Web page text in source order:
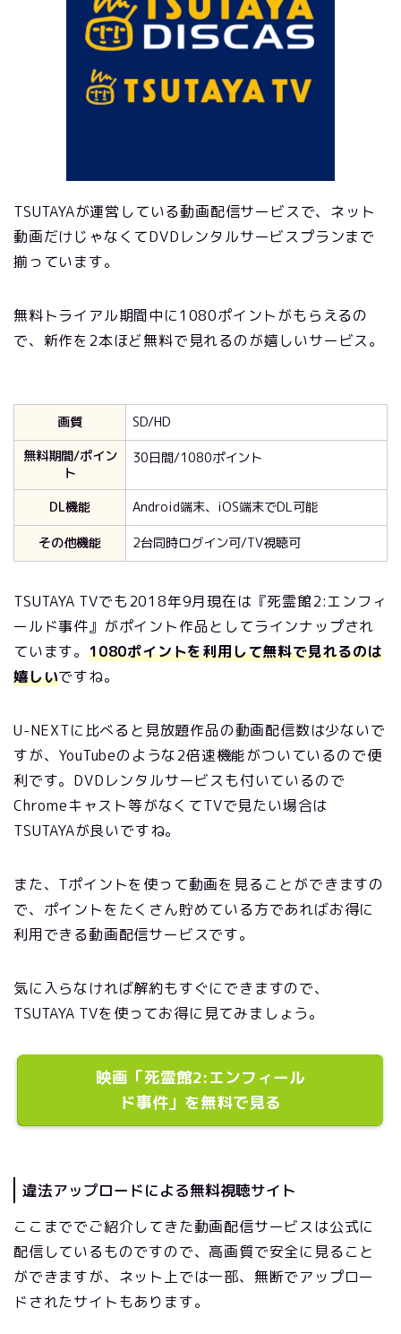
TSUTAYAが運営している動画配信サービスで、ネット
動画だけじゃなくてDVDレンタルサービスプランまで
揃っています。
無料トライアル期間中に1080ポイントがもらえるの
で、新作を2本ほど無料で見れるのが嬉しいサービス。
画質
SD/HD
無料期間/ポイン
ト
30日間/1080ポイント
DL機能
Android端末、iOS端末でDL可能
その他機能
2台同時ログイン可/TV視聴可
TSUTAYA TVでも2018年9月現在は『死霊館2:エンフィ
ールド事件』がポイント作品としてラインナップされ
ています。 1080ポイントを利用して無料で見れるのは
嬉しいですね。
U-NEXTに比べると見放題作品の動画配信数は少ないで
すが、YouTubeのような2倍速機能がついているので便
利です。DVDレンタルサービスも付いているので
Chromeキャスト等がなくてTVで見たい場合は
TSUTAYAが良いですね。
また、Tポイントを使って動画を見ることができますの
で、ポイントをたくさん貯めている方であればお得に
利用できる動画配信サービスです。
気に入らなければ解約もすぐにできますので、
TSUTAYA TVを使ってお得に見てみましょう。
映画「死霊館2:エンフィール
ド事件」を無料で見る
違法アップロードによる無料視聴サイト
ここまででご紹介してきた動画配信サービスは公式に
配信しているものですので、高画質で安全に見ること
ができますが、ネット上では一部、無断でアップロー
ドされたサイトもあります。